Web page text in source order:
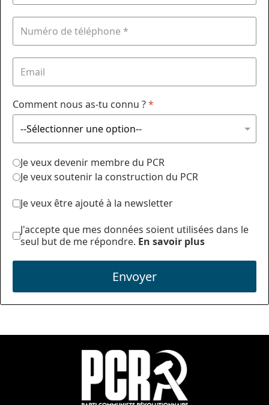
Comment nous as-tu connu ?*
Je veux devenir membre du PCR
Je veux soutenir la construction du PCR
Je veux être ajouté à la newsletter
J'accepte que mes données soient utilisées dans le
seul but de me répondre. En savoir plus
Envoyer